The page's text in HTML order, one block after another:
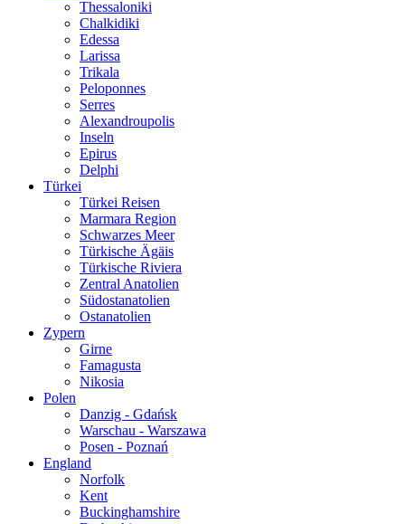
Thessaloniki
Chalkidiki
Edessa
Larissa
Trikala
Peloponnes
Serres
Alexandroupolis
Inseln
Epirus
Delphi
Türkei
Türkei Reisen
Marmara Region
Schwarzes Meer
Türkische Ägäis
Türkische Riviera
Zentral Anatolien
Südostanatolien
Ostanatolien
Zypern
Girne
Famagusta
Nikosia
Polen
Danzig - Gdańsk
Warschau - Warszawa
Posen - Poznań
England
Norfolk
Kent
Buckinghamshire